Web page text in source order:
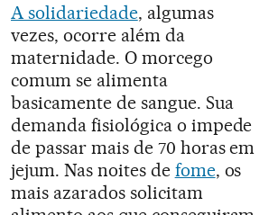
A solidariedade, algumas
vezes, ocorre além da
maternidade. O morcego
comum se alimenta
basicamente de sangue. Sua
demanda fisiológica o impede
de passar mais de 70 horas em
jejum. Nas noites de fome, os
mais azarados solicitam